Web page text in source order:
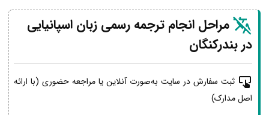
مراحل انجام ترجمه رسمی زبان اسپانیایی
در بندرکنگان
ثبت سفارش در سایت به‌صورت آنلاین یا مراجعه حضوری (با ارائه
اصل مدارک)